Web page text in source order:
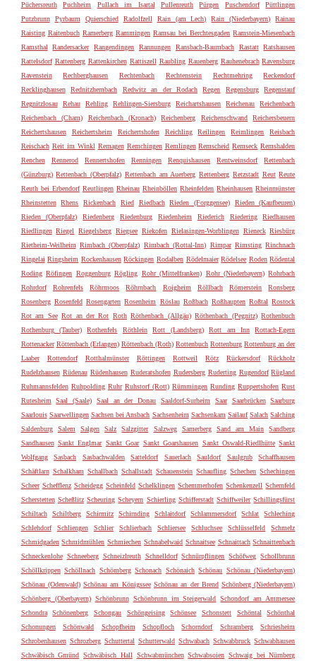
Püchersreuth
Puchheim Pullach im Isartal Pullenreuth Pürgen Puschendorf
Püttlingen
Putzbrunn
Pyrbaum Quierschied Radolfzell Rain (am Lech) Rain (Niederbayern)
Rainau
Raisting Raitenbuch Ramerberg Rammingen Ramsau bei Berchtesgaden Ramstein-Miesenbach
Ramsthal
Randersacker Rangendingen Rannungen Ransbach-Baumbach Rastatt
Ratshausen
Rattelsdorf Rattenberg Rattenkirchen Rattiszell Raubling Rauenberg Rauhenebrach Ravensburg
Ravenstein
Rechberghausen Rechtenbach Rechtenstein Rechtmehring
Reckendorf
Recklinghausen
Rednitzhembach Redwitz an der Rodach Regen Regensburg
Regenstauf
Regnitzlosau
Rehau Rehling Rehlingen-Siersburg Reichartshausen Reichenau
Reichenbach
Reichenbach (Cham)
Reichenbach (Kronach) Reichenberg Reichenschwand
Reichersbeuern
Reichertshausen
Reichertsheim Reichertshofen Reichling Reilingen Reimlingen
Reisbach
Reischach Reit im Winkl Remagen Remchingen Remlingen Remscheid Remseck Remshalden
Renchen
Rennerod Rennertshofen Renningen Renquishausen Rentweinsdorf
Rettenbach
(Günzburg) Rettenbach (Oberpfalz) Rettenbach am Auerberg Rettenberg Retzstadt Reut Reute
Reuth bei Erbendorf Reutlingen Rheinau Rheinböllen Rheinfelden Rheinhausen Rheinmünster
Rheinstetten
Rhens Rickenbach Ried Riedbach Rieden (Forggensee)
Rieden (Kaufbeuren)
Rieden (Oberpfalz)
Riedenberg Riedenburg Riedenheim Riederich Riedering
Riedhausen
Riedlingen Riegel Riegelsberg Riegsee Riekofen Rielasingen-Worblingen Rieneck Riesbürg
Rietheim-Weilheim Rimbach (Oberpfalz) Rimbach (Rottal-Inn) Rimpar Rimsting Rinchnach
Ringelai Ringsheim Rockenhausen Röckingen Rodalben Rödelmaier Rödelsee Roden Rödental
Roding Röfingen Roggenburg Rögling Rohr (Mittelfranken) Rohr (Niederbayern) Rohrbach
Rohrdorf
Rohrenfels Röhrmoos Röhrnbach Roigheim Röllbach Römerstein
Ronsberg
Rosenberg Rosenfeld Rosengarten Rosenheim Röslau Roßbach Roßhaupten Roßtal Rostock
Rot am See Rot an der Rot Roth Röthenbach (Allgäu) Röthenbach (Pegnitz) Rothenbuch
Rothenburg (Tauber)
Rothenfels Röthlein Rott (Landsberg) Rott am Inn
Rottach-Egern
Rottenacker Röttenbach (Erlangen) Röttenbach (Roth) Rottenbuch Rottenburg Rottenburg an der
Laaber
Rottendorf Rotthalmünster Röttingen Rottweil Rötz Rückersdorf
Rückholz
Rudelzhausen Rüdenau Rüdenhausen Ruderatshofen Rudersberg Ruderting Rugendorf Rügland
Ruhmannsfelden Ruhpolding Ruhr Ruhstorf (Rott) Rümmingen Runding Ruppertshofen Rust
Rutesheim
Saal (Saale) Saal an der Donau Saaldorf-Surheim Saar Saarbrücken
Saarburg
Saarlouis Saarwellingen Sachsen bei Ansbach Sachsenheim Sachsenkam Sailauf Salach Salching
Saldenburg
Salem Salgen Salz Salzgitter Salzweg Samerberg Sand am Main
Sandberg
Sandhausen Sankt Englmar Sankt Goar Sankt Goarshausen Sankt Oswald-Riedlhütte Sankt
Wolfgang
Sasbach Sasbachwalden Satteldorf Sauerlach Sauldorf Saulgrub
Schaffhausen
Schäftlarn Schalkham Schallbach Schallstadt Schauenstein Schaufling Schechen Schechingen
Scheer Schefflenz Scheidegg Scheinfeld Schelklingen Schemmerhofen Schenkenzell Schernfeld
Scherstetten Scheßlitz Scheuring Scheyern Schierling Schifferstadt Schiffweiler Schillingsfürst
Schiltach
Schiltberg Schirmitz Schirnding Schlaitdorf Schlammersdorf Schlat
Schleching
Schlehdorf
Schliengen Schlier Schlierbach Schliersee Schluchsee Schlüsselfeld
Schmelz
Schmidgaden Schmidmühlen Schmiechen Schnabelwaid Schnaitsee Schnaittach Schnaittenbach
Schneckenlohe Schneeberg Schneizlreuth Schnelldorf Schnürpflingen Schöfweg Schollbrunn
Schöllkrippen Schöllnach Schömberg Schonach Schönaich Schönau Schönau (Niederbayern)
Schönau (Odenwald) Schönau am Königssee Schönau an der Brend Schönberg (Niederbayern)
Schönberg (Oberbayern) Schönbrunn Schönbrunn im Steigerwald Schondorf am Ammersee
Schondra
Schönenberg Schongau Schöngeising Schönsee Schonstett Schöntal
Schönthal
Schonungen
Schönwald Schopfheim Schopfloch Schorndorf Schramberg
Schriesheim
Schrobenhausen Schrozberg Schuttertal Schutterwald Schwabach Schwabbruck Schwabhausen
Schwäbisch Gmünd Schwäbisch Hall Schwabmünchen Schwabsoien Schwaig bei Nürnberg